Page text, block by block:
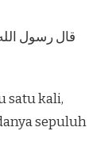
قال رسول
satu kali,
sepuluh